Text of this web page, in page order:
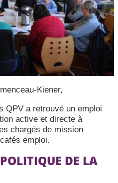
Kiener,
QPV a retrouvé un emploi
active et directe à
chargés de mission
emploi.
DE LA